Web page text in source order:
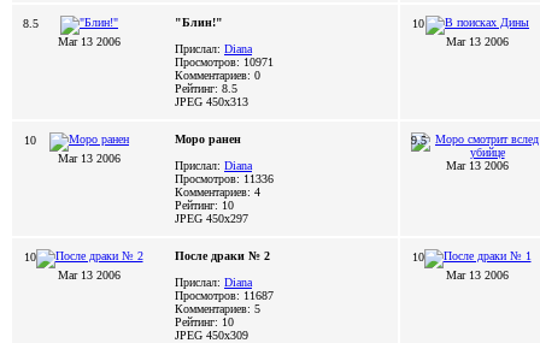
8.5
Mar 13 2006
"Блин!"
Прислал: Diana
Просмотров: 10971
Комментариев: 0
Рейтинг: 8.5
JPEG 450x313
10
Mar 13 2006
10
Mar 13 2006
Моро ранен
Прислал: Diana
Просмотров: 11336
Комментариев: 4
Рейтинг: 10
JPEG 450x297
9.5
Mar 13 2006
10
Mar 13 2006
После драки № 2
Прислал: Diana
Просмотров: 11687
Комментариев: 5
Рейтинг: 10
JPEG 450x309
10
Mar 13 2006